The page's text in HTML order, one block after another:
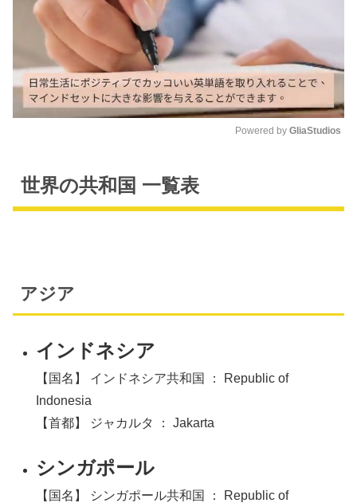
e
Powered by GliaStudios
世界の共和国 一覧表
アジア
インドネシア
【国名】 インドネシア共和国 ： Republic of
Indonesia
【首都】 ジャカルタ ： Jakarta
シンガポール
【国名】 シンガポール共和国 ： Republic of